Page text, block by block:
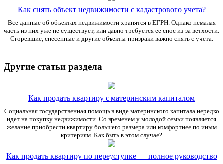
Как снять объект недвижимости с кадастрового учета?
Все данные об объектах недвижимости хранятся в ЕГРН. Однако немалая
часть из них уже не существует, или давно требуется ее снос из-за ветхости.
Сгоревшие, снесенные и другие объекты-призраки важно снять с учета.
Другие статьи раздела
Как продать квартиру с материнским капиталом
Социальная государственная помощь в виде материнского капитала нередко
идет на покупку недвижимости. Со временем у молодой семьи появляется
желание приобрести квартиру большего размера или комфортнее по иным
критериям. Как быть в этом случае?
Как продать квартиру по переуступке — полное руководство